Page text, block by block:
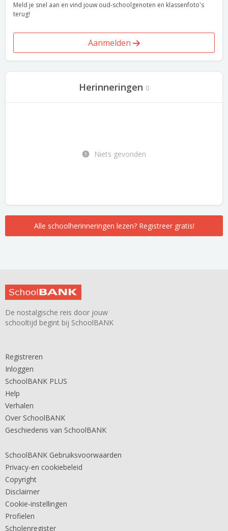
Meld je snel aan en vind jouw oud-schoolgenoten en klassenfoto's
terug!
Aanmelden
Herinneringen 0
Niets gevonden
Alle schoolherinneringen lezen? Registreer gratis!
De nostalgische reis door jouw
schooltijd begint bij SchoolBANK
Registreren
Inloggen
SchoolBANK PLUS
Help
Verhalen
Over SchoolBANK
Geschiedenis van SchoolBANK
SchoolBANK Gebruiksvoorwaarden
Privacy-en cookiebeleid
Copyright
Disclaimer
Cookie-instellingen
Profielen
Scholenregister